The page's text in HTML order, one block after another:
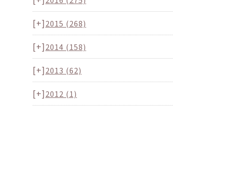
[+]2015 (268)
[+]2014 (158)
[+]2013 (62)
[+]2012 (1)